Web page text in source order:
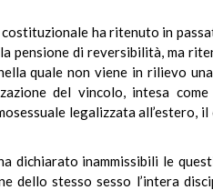
ha ritenuto in
pensione di reversibilità, ma
quale non viene in rilievo
del vincolo, intesa
legalizzata all’estero,
dichiarato inammissibili le
dello stesso sesso l’intera